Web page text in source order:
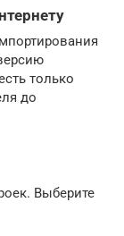
только
до
Выберите